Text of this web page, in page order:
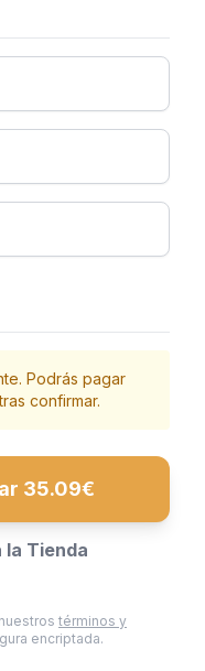
Podrás pagar
confirmar.
35.09€
la Tienda
términos y
encriptada.